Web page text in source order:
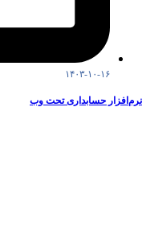
۱۴۰۳-۱۰-۱۶
نرم‌افزار حسابداری تحت وب